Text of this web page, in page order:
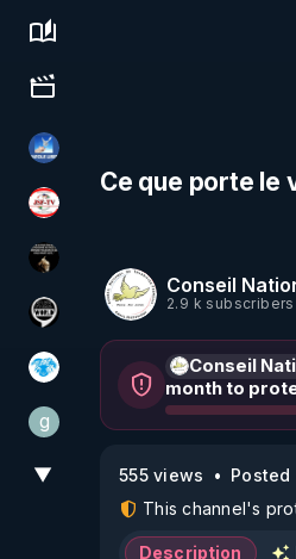
Science, history & spirituality
Culture, media & entertainment
PAROLE LIBRE
JSF - TV
Infos et vérité
Notre Réalité Est Falsifiée Et Fausse
A.D.N.M
ggilo59
▼
Ce que porte le
Conseil
2.9 k subscribers
Conseil
month to
555 views
Posted
This channel's
Description